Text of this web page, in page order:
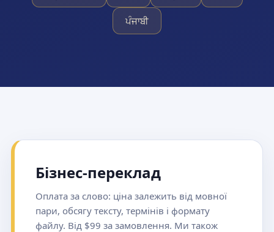
ਪੰਜਾਬੀ
Бізнес-переклад
Оплата за слово: ціна залежить від мовної
пари, обсягу тексту, термінів і формату
файлу. Від $99 за замовлення. Ми також